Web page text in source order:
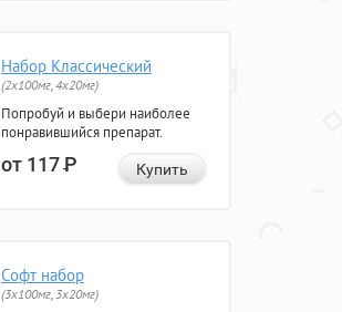
Набор Классический
(2x100мг, 4x20мг)
Попробуй и выбери наиболее
понравившийся препарат.
от 117Р Купить
Софт набор
(3x100мг, 3x20мг)